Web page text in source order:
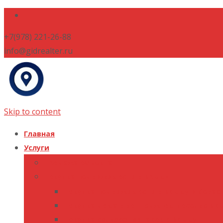
+7(978) 221-26-88
info@gidrealter.ru
Skip to content
Главная
Услуги